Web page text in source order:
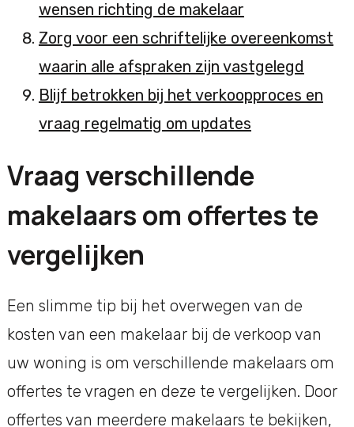
wensen richting de makelaar
Zorg voor een schriftelijke overeenkomst
waarin alle afspraken zijn vastgelegd
Blijf betrokken bij het verkoopproces en
vraag regelmatig om updates
Vraag verschillende
makelaars om offertes te
vergelijken
Een slimme tip bij het overwegen van de
kosten van een makelaar bij de verkoop van
uw woning is om verschillende makelaars om
offertes te vragen en deze te vergelijken. Door
offertes van meerdere makelaars te bekijken,